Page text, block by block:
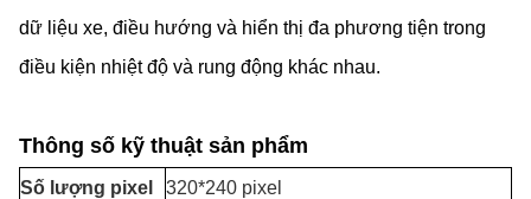
dữ liệu xe, điều hướng và hiển thị đa phương tiện trong
điều kiện nhiệt độ và rung động khác nhau.
Thông số kỹ thuật sản phẩm
Số lượng pixel 320*240 pixel